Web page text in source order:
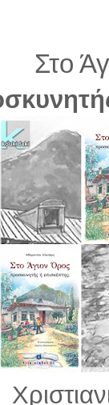
Στο